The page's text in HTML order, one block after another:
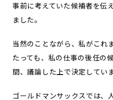
事前に考えていた候補者を伝
ました。
当然のことながら、私がこれ
たっても、私の仕事の後任の
間、議論した上で決定してい
ゴールドマンサックスでは、